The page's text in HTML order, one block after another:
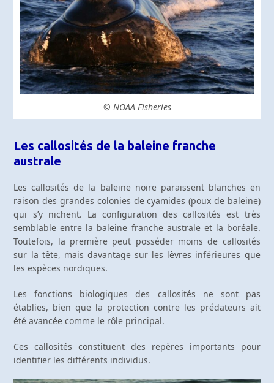
© NOAA Fisheries
Les callosités de la baleine franche
australe
Les callosités de la baleine noire paraissent blanches en
raison des grandes colonies de cyamides (poux de baleine)
qui s’y nichent. La configuration des callosités est très
semblable entre la baleine franche australe et la boréale.
Toutefois, la première peut posséder moins de callosités
sur la tête, mais davantage sur les lèvres inférieures que
les espèces nordiques.
Les fonctions biologiques des callosités ne sont pas
établies, bien que la protection contre les prédateurs ait
été avancée comme le rôle principal.
Ces callosités constituent des repères importants pour
identifier les différents individus.